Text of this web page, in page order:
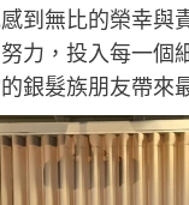
到無比的榮幸與
力，投入每一個
銀髮族朋友帶來